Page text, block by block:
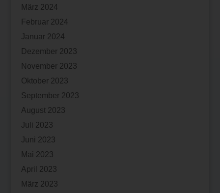
März 2024
Februar 2024
Januar 2024
Dezember 2023
November 2023
Oktober 2023
September 2023
August 2023
Juli 2023
Juni 2023
Mai 2023
April 2023
März 2023